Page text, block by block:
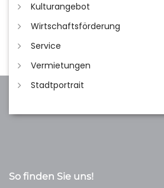
Kulturangebot
Wirtschaftsförderung
Service
Vermietungen
Stadtportrait
So finden Sie uns!